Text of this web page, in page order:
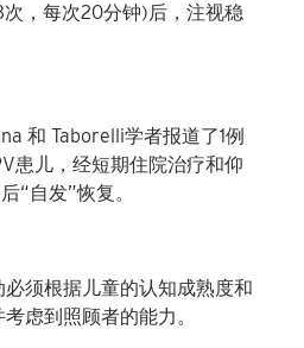
次，每次20分钟)后，注视稳
和 Taborelli学者报道了1例
患儿，经短期住院治疗和仰
后“自发”恢复。
须根据儿童的认知成熟度和
虑到照顾者的能力。